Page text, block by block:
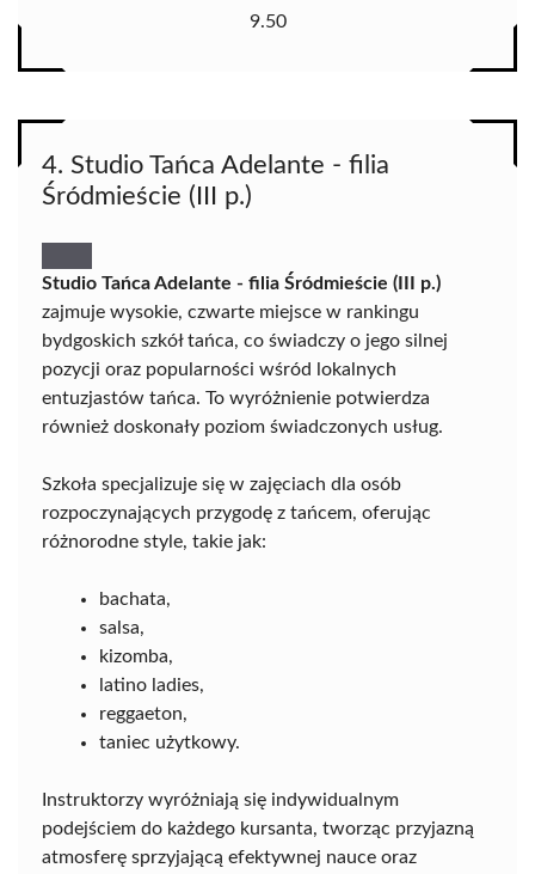
9.50
4. Studio Tańca Adelante - filia
Śródmieście (III p.)
Studio Tańca Adelante - filia Śródmieście (III p.)
zajmuje wysokie, czwarte miejsce w rankingu
bydgoskich szkół tańca, co świadczy o jego silnej
pozycji oraz popularności wśród lokalnych
entuzjastów tańca. To wyróżnienie potwierdza
również doskonały poziom świadczonych usług.
Szkoła specjalizuje się w zajęciach dla osób
rozpoczynających przygodę z tańcem, oferując
różnorodne style, takie jak:
bachata,
salsa,
kizomba,
latino ladies,
reggaeton,
taniec użytkowy.
Instruktorzy wyróżniają się indywidualnym
podejściem do każdego kursanta, tworząc przyjazną
atmosferę sprzyjającą efektywnej nauce oraz